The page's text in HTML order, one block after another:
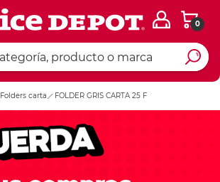
0
Folders carta FOLDER GRIS CARTA 25 F
Ingresar Codigo